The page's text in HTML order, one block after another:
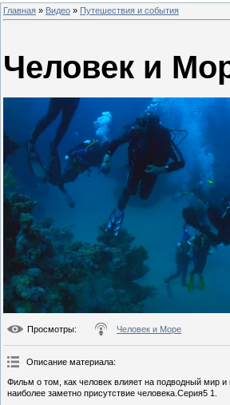
Главная » Видео » Путешествия и события
Человек и
Просмотры: Человек и Море
Описание материала:
Фильм о том, как человек влияет на подводный мир
наиболее заметно присутствие человека.Серия5 1.